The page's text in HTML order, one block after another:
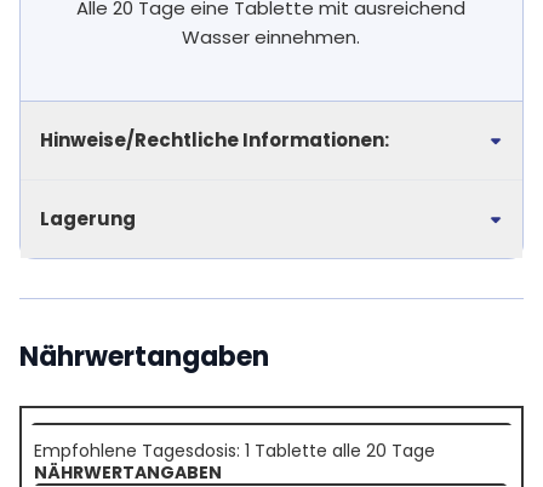
Alle 20 Tage eine Tablette mit ausreichend
Wasser einnehmen.
Hinweise/Rechtliche Informationen:
Lagerung
Nährwertangaben
Empfohlene Tagesdosis: 1 Tablette alle 20 Tage
NÄHRWERTANGABEN